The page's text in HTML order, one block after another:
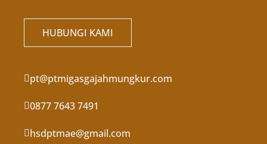
HUBUNGI KAMI
pt@ptmigasgajahmungkur.com
0877 7643 7491
hsdptmae@gmail.com